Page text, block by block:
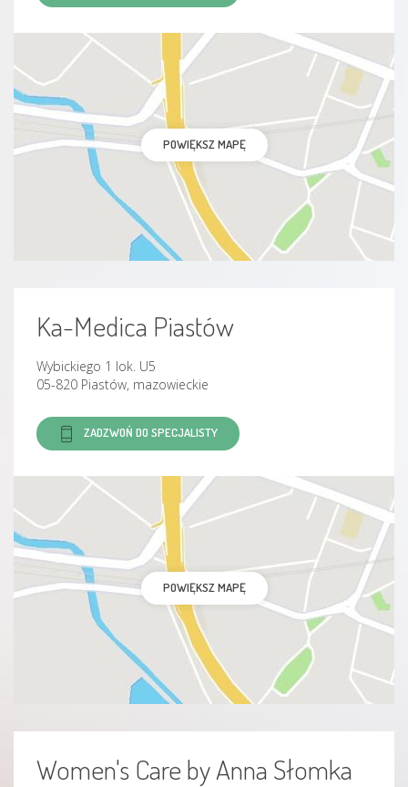
POWIĘKSZ MAPĘ
Ka-Medica Piastów
Wybickiego 1 lok. U5
05-820 Piastów, mazowieckie
ZADZWOŃ DO SPECJALISTY
POWIĘKSZ MAPĘ
Women's Care by Anna Słomka